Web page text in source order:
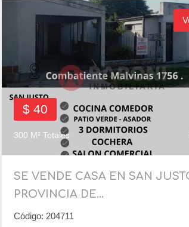
$ 40
300 M² Totales
SE VENDE CASA EN SAN
PROVINCIA DE...
Código: 204711